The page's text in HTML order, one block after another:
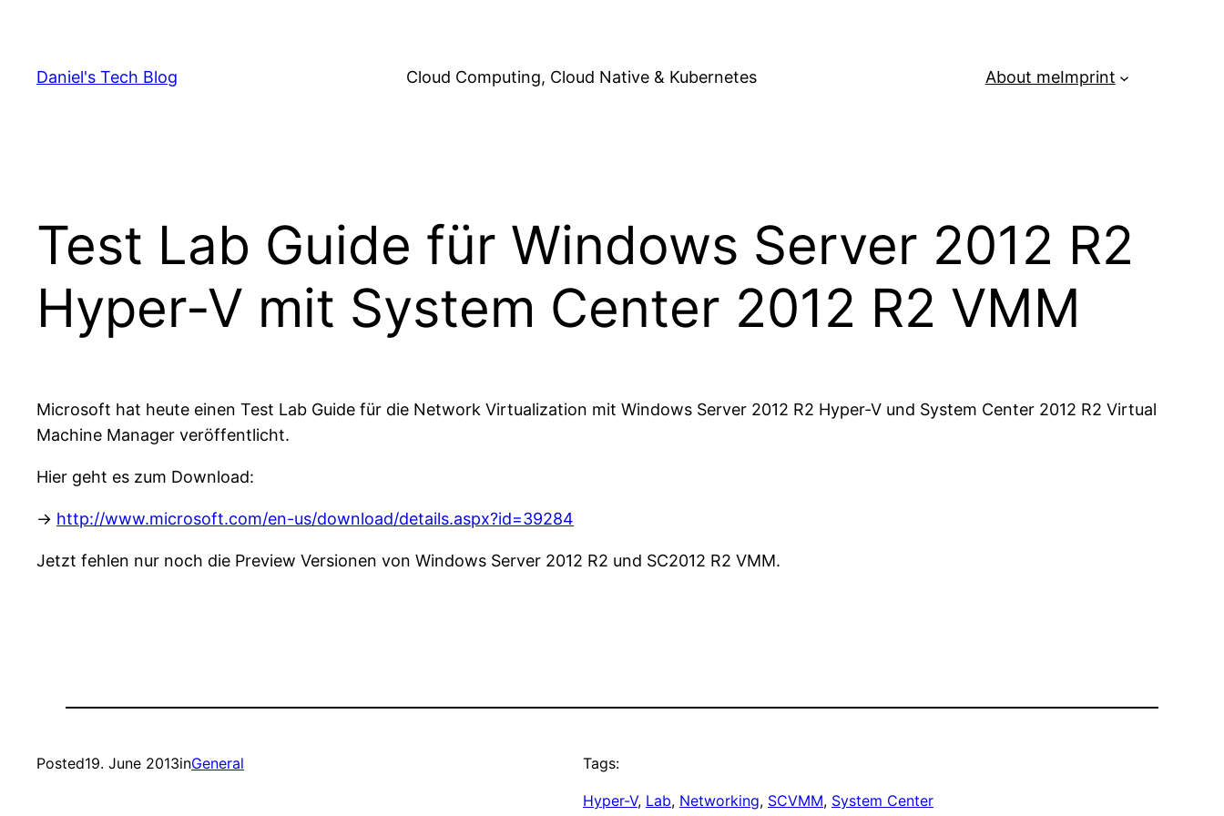
content
Daniel's Tech Blog Cloud Computing, Cloud Native & Kubernetes About meImprint
Test Lab Guide für Windows Server 2012 R2
Hyper-V mit System Center 2012 R2 VMM
Microsoft hat heute einen Test Lab Guide für die Network Virtualization mit Windows Server 2012 R2 Hyper-V und System Center 2012 R2 Virtual
Machine Manager veröffentlicht.
Hier geht es zum Download:
-> http://www.microsoft.com/en-us/download/details.aspx?id=39284
Jetzt fehlen nur noch die Preview Versionen von Windows Server 2012 R2 und SC2012 R2 VMM.
Posted19. June 2013inGeneral Tags:
Hyper-V, Lab, Networking, SCVMM, System Center